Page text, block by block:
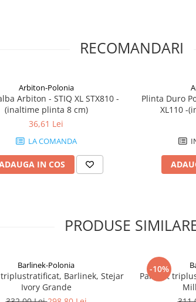
RECOMANDARI
Arbiton-Polonia
Arbiton - STIQ XL STX810 -
(inaltime plinta 8 cm)
36,61 Lei
LA COMANDA
IN COS
Plinta Duro
XL110 -
PRODUSE
Barlinek-Polonia
Barlinek, Stejar
Ivory Grande
-10%
Parchet